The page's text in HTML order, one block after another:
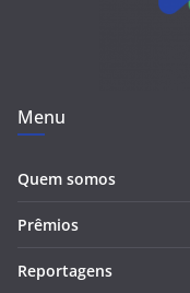
Menu
Quem somos
Prêmios
Reportagens